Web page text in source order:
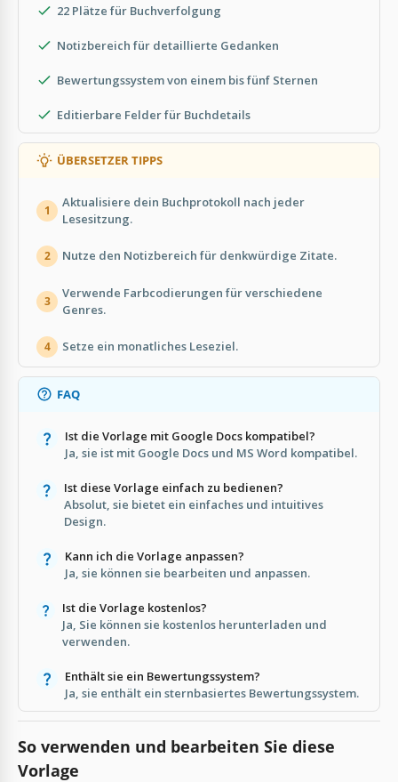
22 Plätze für Buchverfolgung
Notizbereich für detaillierte Gedanken
Bewertungssystem von einem bis fünf Sternen
Editierbare Felder für Buchdetails
ÜBERSETZER TIPPS
1
Aktualisiere dein Buchprotokoll nach jeder
Lesesitzung.
2 Nutze den Notizbereich für denkwürdige Zitate.
3
Verwende Farbcodierungen für verschiedene
Genres.
4 Setze ein monatliches Leseziel.
FAQ
Ist die Vorlage mit Google Docs kompatibel?
Ja, sie ist mit Google Docs und MS Word kompatibel.
Ist diese Vorlage einfach zu bedienen?
Absolut, sie bietet ein einfaches und intuitives
Design.
Kann ich die Vorlage anpassen?
Ja, sie können sie bearbeiten und anpassen.
Ist die Vorlage kostenlos?
Ja, Sie können sie kostenlos herunterladen und
verwenden.
Enthält sie ein Bewertungssystem?
Ja, sie enthält ein sternbasiertes Bewertungssystem.
So verwenden und bearbeiten Sie diese
Vorlage